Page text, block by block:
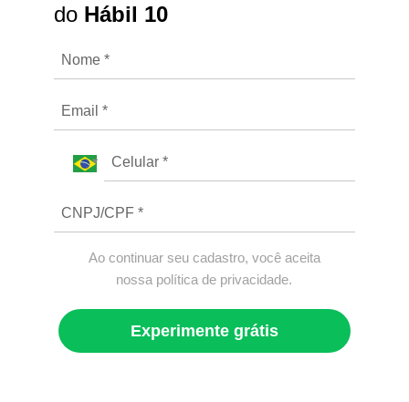
do Hábil 10
Ao continuar seu cadastro, você aceita
nossa política de privacidade.
Experimente grátis